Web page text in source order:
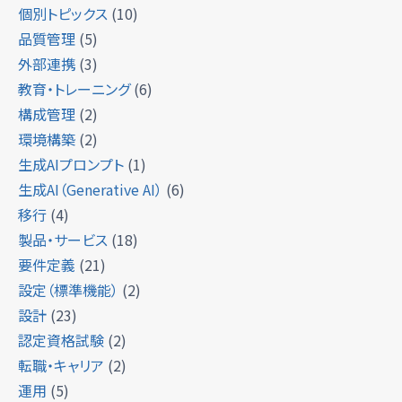
個別トピックス (10)
品質管理 (5)
外部連携 (3)
教育・トレーニング(6)
構成管理 (2)
環境構築 (2)
生成AIプロンプト (1)
生成AI（Generative AI） (6)
移行 (4)
製品・サービス (18)
要件定義 (21)
設定（標準機能） (2)
設計 (23)
認定資格試験 (2)
転職・キャリア (2)
運用 (5)